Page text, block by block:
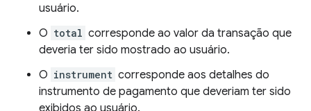
usuário.
O total corresponde ao valor da transação que
deveria ter sido mostrado ao usuário.
O instrument corresponde aos detalhes do
instrumento de pagamento que deveriam ter sido